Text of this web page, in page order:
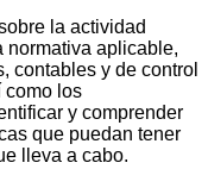
la actividad
normativa aplicable,
contables y de control
como los
y comprender
que puedan tener
lleva a cabo.